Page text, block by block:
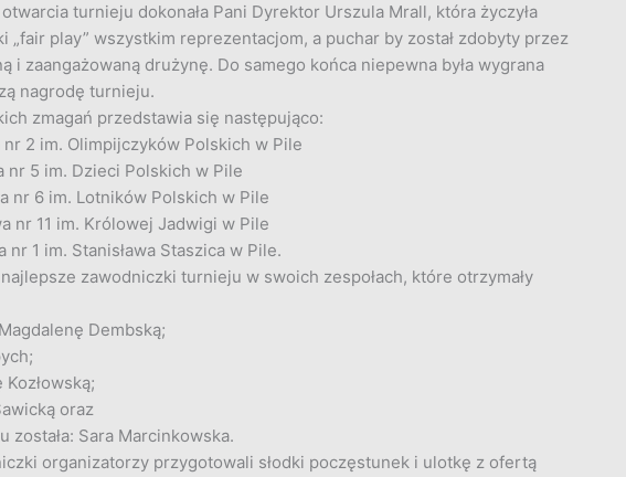
turnieju dokonała Pani Dyrektor Urszula Mrall, która życzyła
„fair play” wszystkim reprezentacjom, a puchar by został zdobyty przez
i zaangażowaną drużynę. Do samego końca niepewna była wygrana
nagrodę turnieju.
zmagań przedstawia się następująco:
nr 2 im. Olimpijczyków Polskich w Pile
nr 5 im. Dzieci Polskich w Pile
nr 6 im. Lotników Polskich w Pile
nr 11 im. Królowej Jadwigi w Pile
nr 1 im. Stanisława Staszica w Pile.
zawodniczki turnieju w swoich zespołach, które otrzymały
Dembską;
oraz
Sara Marcinkowska.
organizatorzy przygotowali słodki poczęstunek i ulotkę z ofertą